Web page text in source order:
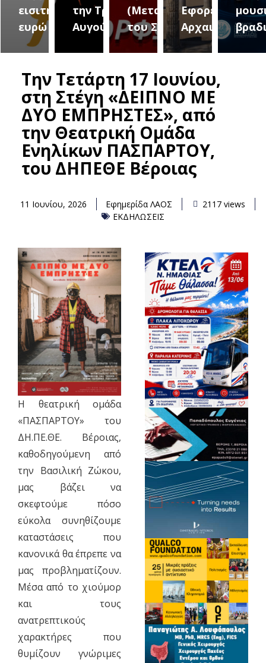
εισιτήριο 2
ευρώ
την Τρίτη 18
Αυγούστου
(Μεταμόρφωση
του Σωτήρος)
Εφορεία
Αρχαιοτήτων
Την Τετάρτη 17 Ιουνίου,
στη Στέγη «ΔΕΙΠΝΟ ΜΕ
ΔΥΟ ΕΜΠΡΗΣΤΕΣ», από
την Θεατρική Ομάδα
Ενηλίκων ΠΑΣΠΑΡΤΟΥ,
του ΔΗΠΕΘΕ Βέροιας
11 Ιουνίου, 2026 Εφημερίδα ΛΑΟΣ
2117 views
ΕΚΔΗΛΩΣΕΙΣ
Η θεατρική ομάδα
«ΠΑΣΠΑΡΤΟΥ» του
ΔΗ.ΠΕ.ΘΕ. Βέροιας,
καθοδηγούμενη από
την Βασιλική Ζώκου,
μας βάζει να
σκεφτούμε πόσο
εύκολα συνηθίζουμε
καταστάσεις που
κανονικά θα έπρεπε να
μας προβληματίζουν.
Μέσα από το χιούμορ
και τους
ανατρεπτικούς
χαρακτήρες που
θυμίζουν γνώριμες